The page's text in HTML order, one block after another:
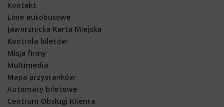
Kontakt
Linie autobusowe
Jaworznicka Karta Miejska
Kontrola biletów
Misja firmy
Multimedia
Mapa przystanków
Automaty biletowe
Centrum Obsługi Klienta